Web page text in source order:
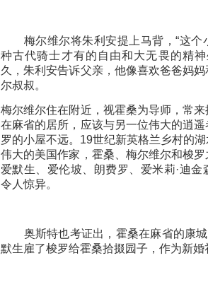
梅尔维尔将朱利安提上马背，“这个
种古代骑士才有的自由和大无畏的精
久，朱利安告诉父亲，他像喜欢爸爸妈
尔叔叔。
梅尔维尔住在附近，视霍桑为导师，常
在麻省的居所，应该与另一位伟大的逍
罗的小屋不远。19世纪新英格兰乡村的
伟大的美国作家，霍桑、梅尔维尔和梭
爱默生、爱伦坡、朗费罗、爱米莉·迪
令人惊异。
奥斯特也考证出，霍桑在麻省的康城
默生雇了梭罗给霍桑拾掇园子，作为新婚